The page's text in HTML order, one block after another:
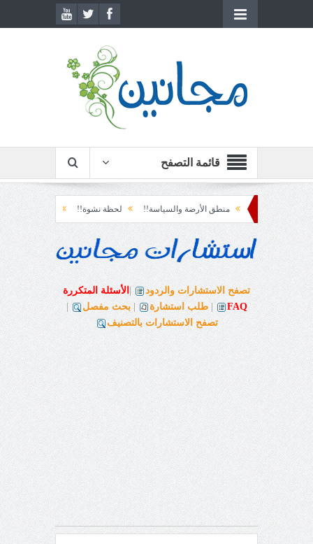
قائمة التصفح
منطق الأرضة والسياسة!! لحظة نشوة!! سياسة!! تاج الهرمية!!
تصفح الاستشارات والردود | الأسئلة المتكررة
FAQ
| طلب استشارة | بحث مفصل
|
تصفح الاستشارات بالتصنيف